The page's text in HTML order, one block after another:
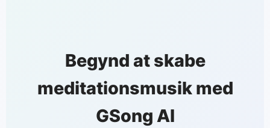
Begynd at skabe
meditationsmusik med
GSong AI